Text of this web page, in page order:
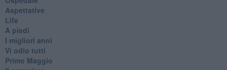
Aspettative
Life
A piedi
I migliori anni
Vi odio tutti
Primo Maggio